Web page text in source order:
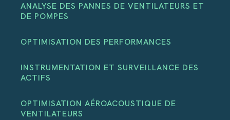
ANALYSE DES PANNES DE VENTILATEURS ET
DE POMPES
OPTIMISATION DES PERFORMANCES
INSTRUMENTATION ET SURVEILLANCE DES
ACTIFS
OPTIMISATION AÉROACOUSTIQUE DE
VENTILATEURS